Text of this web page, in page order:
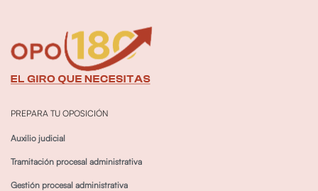
PREPARA TU OPOSICIÓN
Auxilio judicial
Tramitación procesal administrativa
Gestión procesal administrativa